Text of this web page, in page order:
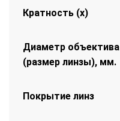
Кратность (х)
Диаметр объектива
(размер линзы), мм.
Покрытие линз